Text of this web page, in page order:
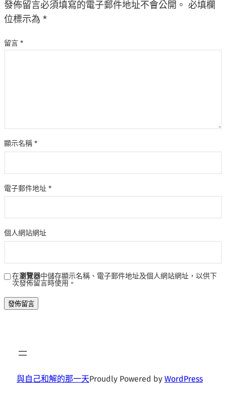
發佈留言必須填寫的電子郵件地址不會公開。 必填欄
位標示為 *
留言 *
顯示名稱 *
電子郵件地址 *
個人網站網址
在瀏覽器中儲存顯示名稱、電子郵件地址及個人網站網址，以供下
次發佈留言時使用。
與自己和解的那一天Proudly Powered by WordPress